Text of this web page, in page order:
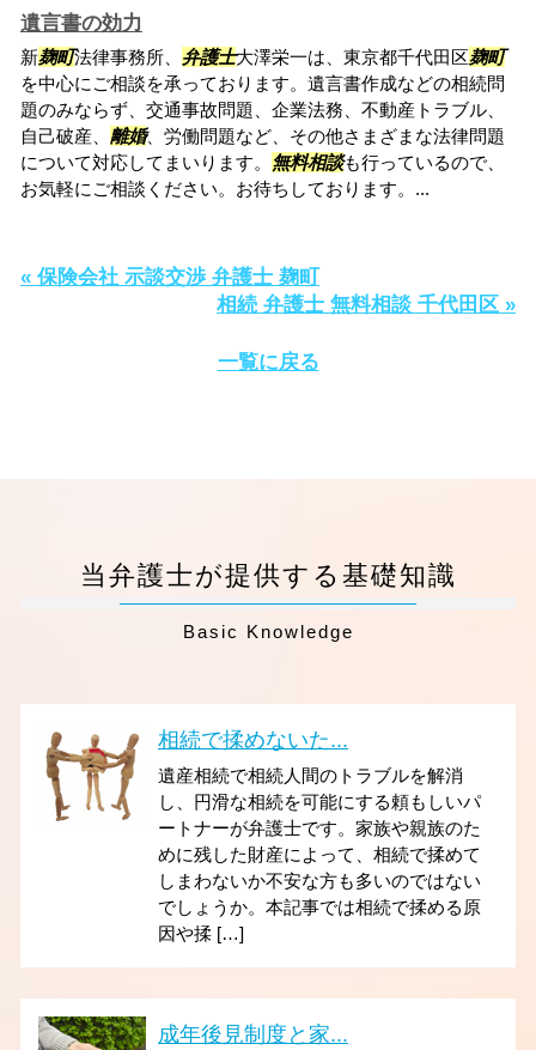
遺言書の効力
新麹町法律事務所、 弁護士大澤栄一は、東京都千代田区麹町
を中心にご相談を承っております。遺言書作成などの相続問
題のみならず、交通事故問題、企業法務、不動産トラブル、
自己破産、 離婚、労働問題など、その他さまざまな法律問題
について対応してまいります。 無料相談も行っているので、
お気軽にご相談ください。お待ちしております。...
« 保険会社 示談交渉 弁護士 麹町
相続 弁護士 無料相談 千代田区 »
一覧に戻る
当弁護士が提供する基礎知識
Basic Knowledge
相続で揉めないた...
遺産相続で相続人間のトラブルを解消
し、円滑な相続を可能にする頼もしいパ
ートナーが弁護士です。家族や親族のた
めに残した財産によって、相続で揉めて
しまわないか不安な方も多いのではない
でしょうか。本記事では相続で揉める原
因や揉 […]
成年後見制度と家...